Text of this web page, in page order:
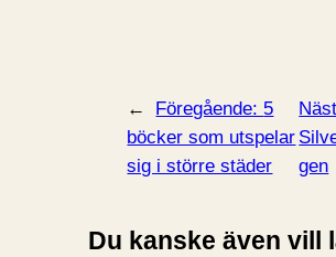
← Föregående: 5
böcker som utspelar
sig i större städer
gen
Du kanske även vill